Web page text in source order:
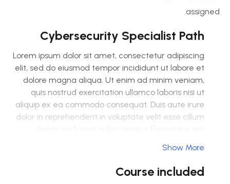
assigned.
Cybersecurity Specialist Path
Lorem ipsum dolor sit amet, consectetur adipiscing
elit, sed do eiusmod tempor incididunt ut labore et
dolore magna aliqua. Ut enim ad minim veniam,
quis nostrud exercitation ullamco laboris nisi ut
aliquip ex ea commodo consequat. Duis aute irure
dolor in reprehenderit in voluptate velit esse cillum
officia deserunt mollit anim id est laborum.
Sed ut perspiciatis unde omnis iste natus error sit
Show More
Course included